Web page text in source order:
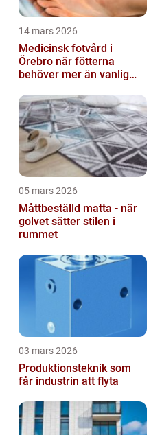
14 mars 2026
Medicinsk fotvård i
Örebro när fötterna
behöver mer än vanlig
05 mars 2026
Måttbeställd matta - när
golvet sätter stilen i
rummet
03 mars 2026
Produktionsteknik som
får industrin att flyta